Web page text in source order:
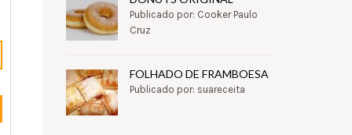
Publicado por: Cooker Paulo
Cruz
FOLHADO DE FRAMBOESA
Publicado por: suareceita